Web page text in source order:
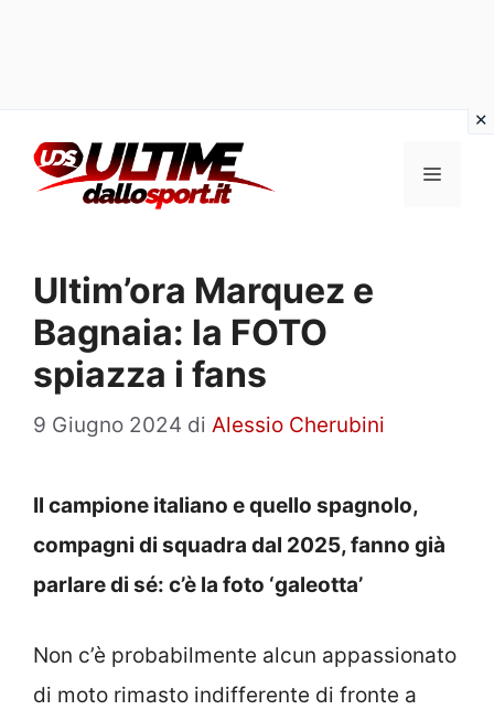
contenuto
Menu
Ultim’ora Marquez e
Bagnaia: la FOTO
spiazza i fans
9 Giugno 2024 di Alessio Cherubini
Il campione italiano e quello spagnolo,
compagni di squadra dal 2025, fanno già
parlare di sé: c’è la foto ‘galeotta’
Non c’è probabilmente alcun appassionato
di moto rimasto indifferente di fronte a